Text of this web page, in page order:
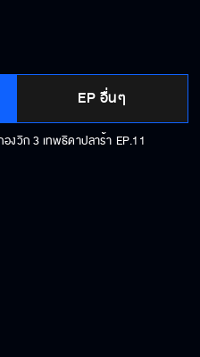
EP อื่นๆ
องวิก 3 เทพธิดาปลาร้า EP.11